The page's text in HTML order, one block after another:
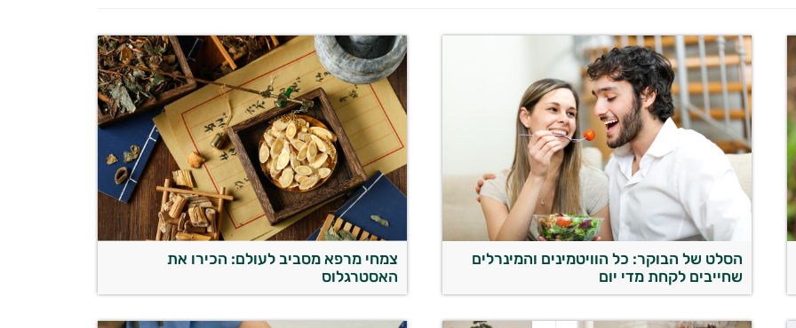
הסלט של הבוקר: כל הוויטמינים והמינרלים
שחייבים לקחת מדי יום
צמחי מרפא מסביב לעולם: הכירו את
האסטרגלוס